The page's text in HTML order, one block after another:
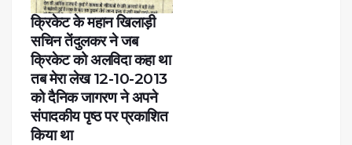
क्रिकेट के महान खिलाड़ी
सचिन तेंदुलकर ने जब
क्रिकेट को अलविदा कहा था
तब मेरा लेख 12-10-2013
को दैनिक जागरण ने अपने
संपादकीय पृष्ठ पर प्रकाशित
किया था